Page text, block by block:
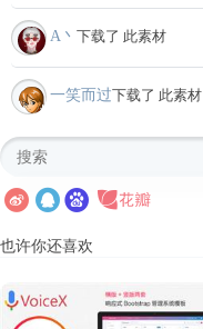
A丶 下载了 此素材
一笑而过下载了 此素材
也许你还喜欢